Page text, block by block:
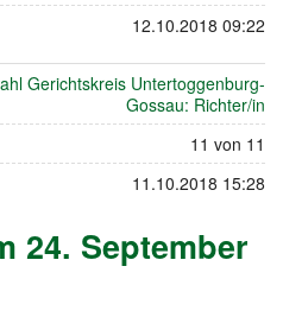
12.10.2018 09:22
Gerichtskreis Untertoggenburg-
Gossau: Richter/in
11 von 11
11.10.2018 15:28
24. September